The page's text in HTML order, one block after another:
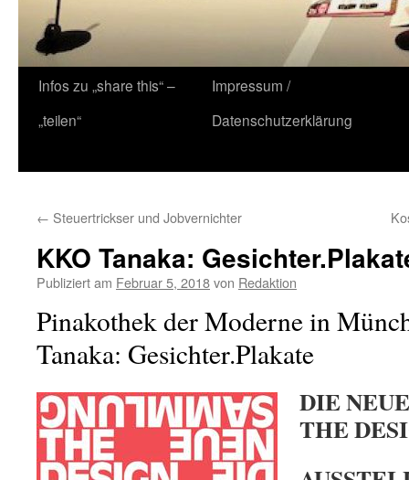
Zum
Inhalt
Infos zu „share this“ –
„teilen“
Impressum /
Datenschutzerklärung
← Steuertrickser und Jobvernichter
KKO Tanaka:
Publiziert am Februar 5, 2018von Redaktion
Pinakothek der Moderne in
Tanaka: Gesichter.Plakate
DIE
THE